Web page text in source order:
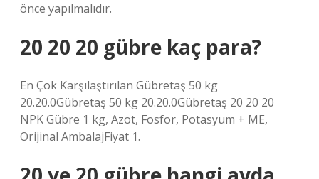
önce yapılmalıdır.
20 20 20 gübre kaç para?
En Çok Karşılaştırılan Gübretaş 50 kg
20.20.0Gübretaş 50 kg 20.20.0Gübretaş 20 20 20
NPK Gübre 1 kg, Azot, Fosfor, Potasyum + ME,
Orijinal AmbalajFiyat 1.